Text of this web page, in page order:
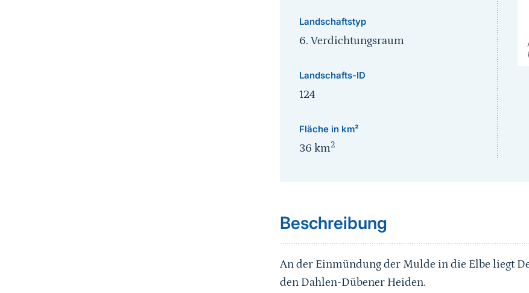
Landschaftstyp
6. Verdichtungsraum
Landschafts-ID
124
Fläche in km²
36 km2
Beschreibung
An der Einmündung der Mulde in die Elbe liegt
den Dahlen-Dübener Heiden.